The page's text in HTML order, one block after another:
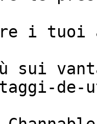
sui
de-